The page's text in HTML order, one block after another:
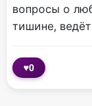
вопросы о
тишине,
♥0